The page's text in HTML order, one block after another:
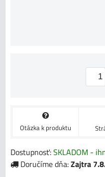
Otázka k produktu
Dostupnosť:SKLADOM -
Doručíme dňa:Zajtra